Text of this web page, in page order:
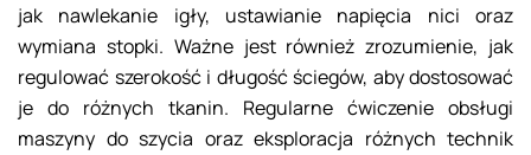
jak nawlekanie igły, ustawianie napięcia nici oraz
wymiana stopki. Ważne jest również zrozumienie, jak
regulować szerokość i długość ściegów, aby dostosować
je do różnych tkanin. Regularne ćwiczenie obsługi
maszyny do szycia oraz eksploracja różnych technik